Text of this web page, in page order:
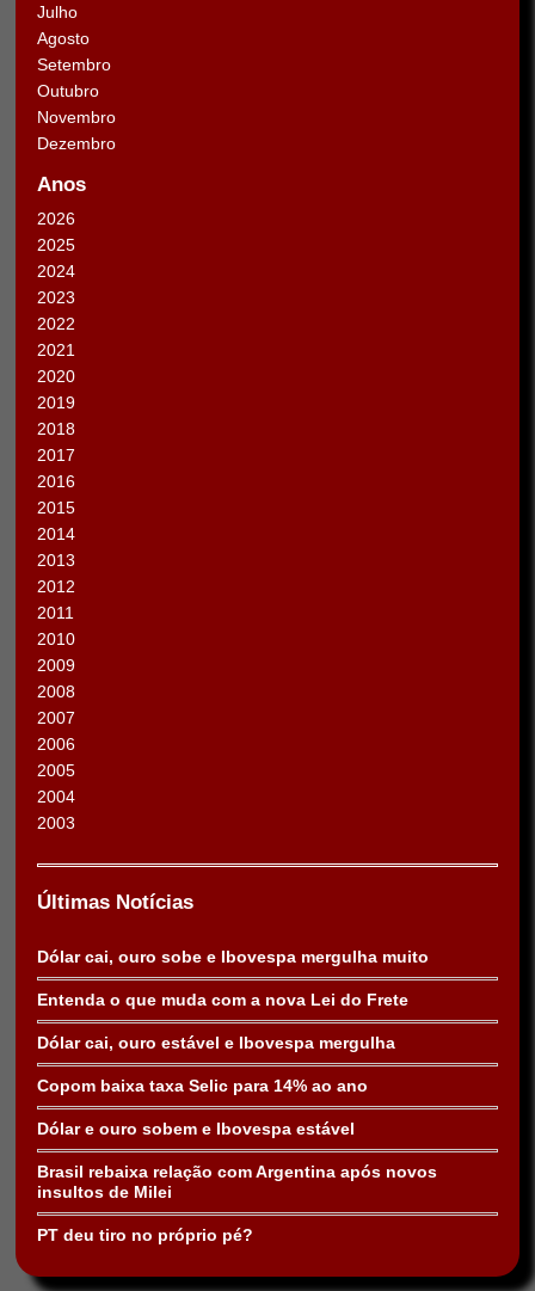
Julho
Agosto
Setembro
Outubro
Novembro
Dezembro
Anos
2026
2025
2024
2023
2022
2021
2020
2019
2018
2017
2016
2015
2014
2013
2012
2011
2010
2009
2008
2007
2006
2005
2004
2003
Últimas Notícias
Dólar cai, ouro sobe e Ibovespa mergulha muito
Entenda o que muda com a nova Lei do Frete
Dólar cai, ouro estável e Ibovespa mergulha
Copom baixa taxa Selic para 14% ao ano
Dólar e ouro sobem e Ibovespa estável
Brasil rebaixa relação com Argentina após novos
insultos de Milei
PT deu tiro no próprio pé?